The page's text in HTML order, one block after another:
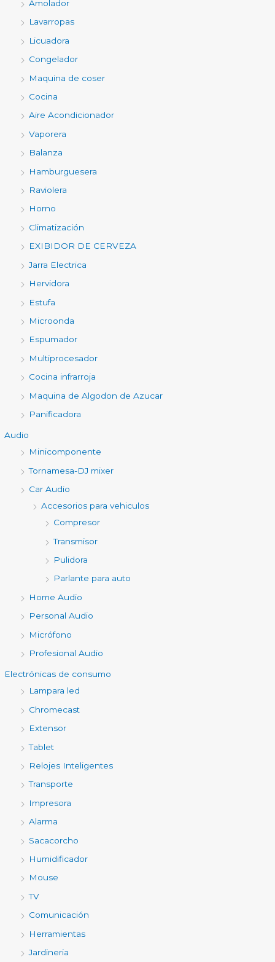
Amolador
Lavarropas
Licuadora
Congelador
Maquina de coser
Cocina
Aire Acondicionador
Vaporera
Balanza
Hamburguesera
Raviolera
Horno
Climatización
EXIBIDOR DE CERVEZA
Jarra Electrica
Hervidora
Estufa
Microonda
Espumador
Multiprocesador
Cocina infrarroja
Maquina de Algodon de Azucar
Panificadora
Audio
Minicomponente
Tornamesa-DJ mixer
Car Audio
Accesorios para vehiculos
Compresor
Transmisor
Pulidora
Parlante para auto
Home Audio
Personal Audio
Micrófono
Profesional Audio
Electrónicas de consumo
Lampara led
Chromecast
Extensor
Tablet
Relojes Inteligentes
Transporte
Impresora
Alarma
Sacacorcho
Humidificador
Mouse
TV
Comunicación
Herramientas
Jardineria